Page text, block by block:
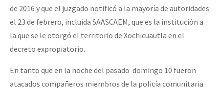
de 2016 y que el juzgado notificó a la mayoría de autoridades
el 23 de febrero, incluida SAASCAEM, que es la institución a
la que se le otorgó el territorio de Xochicuautla en el
decreto expropiatorio.
En tanto que en la noche del pasado domingo 10 fueron
atacados compañeros miembros de la policía comunitaria